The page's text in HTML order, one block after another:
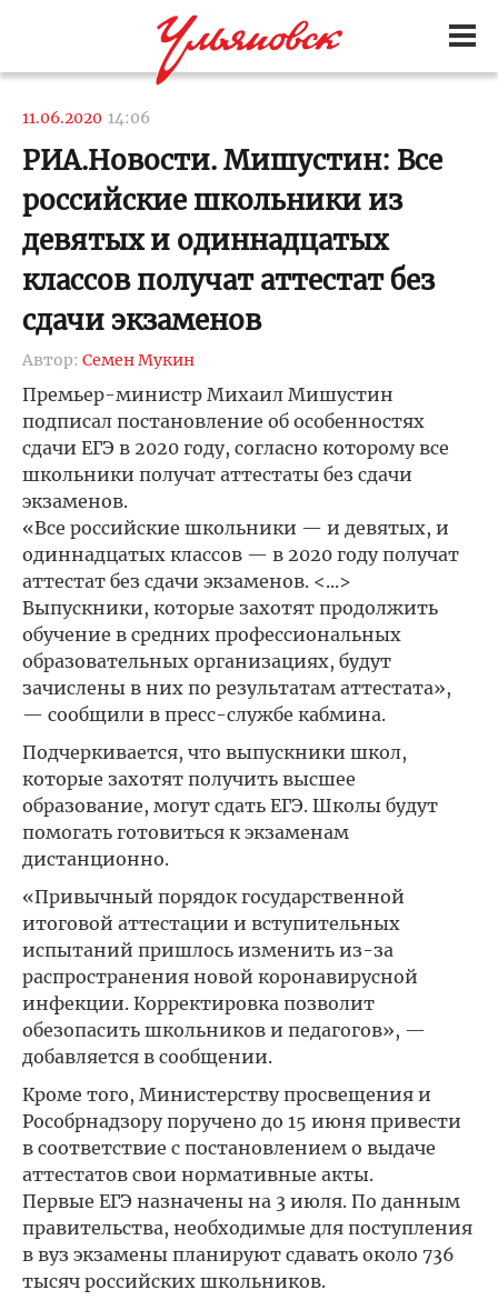
11.06.2020 14:06
РИА.Новости. Мишустин: Все
российские школьники из
девятых и одиннадцатых
классов получат аттестат без
сдачи экзаменов
Автор: Семен Мукин
Премьер-министр Михаил Мишустин
подписал постановление об особенностях
сдачи ЕГЭ в 2020 году, согласно которому все
школьники получат аттестаты без сдачи
экзаменов.
«Все российские школьники — и девятых, и
одиннадцатых классов — в 2020 году получат
аттестат без сдачи экзаменов. <...>
Выпускники, которые захотят продолжить
обучение в средних профессиональных
образовательных организациях, будут
зачислены в них по результатам аттестата»,
— сообщили в пресс-службе кабмина.
Подчеркивается, что выпускники школ,
которые захотят получить высшее
образование, могут сдать ЕГЭ. Школы будут
помогать готовиться к экзаменам
дистанционно.
«Привычный порядок государственной
итоговой аттестации и вступительных
испытаний пришлось изменить из-за
распространения новой коронавирусной
инфекции. Корректировка позволит
обезопасить школьников и педагогов», —
добавляется в сообщении.
Кроме того, Министерству просвещения и
Рособрнадзору поручено до 15 июня привести
в соответствие с постановлением о выдаче
аттестатов свои нормативные акты.
Первые ЕГЭ назначены на 3 июля. По данным
правительства, необходимые для поступления
в вуз экзамены планируют сдавать около 736
тысяч российских школьников.